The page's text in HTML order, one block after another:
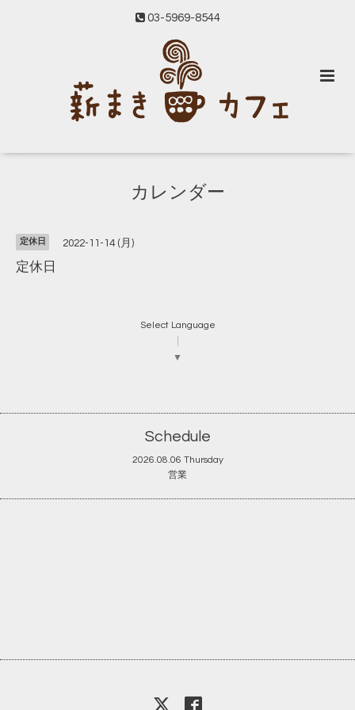
03-5969-8544
カレンダー
定休日 2022-11-14 (月)
定休日
Select Language
▼
Schedule
2026.08.06 Thursday
営業